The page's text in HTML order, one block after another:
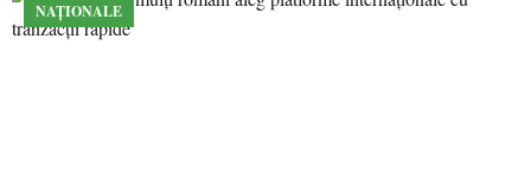
NAȚIONALE